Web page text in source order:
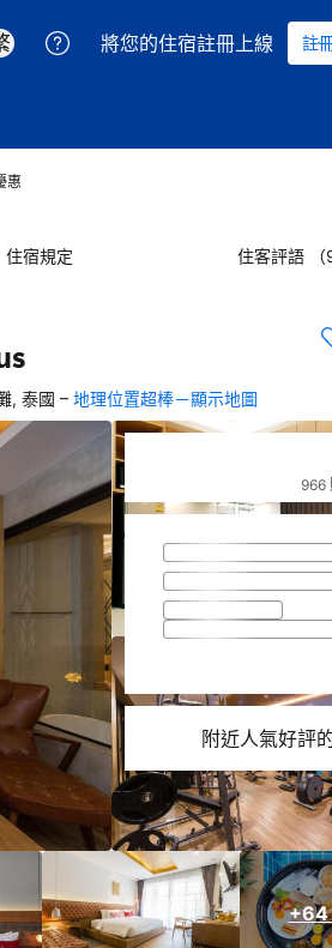
將您的住宿註冊上線 註
惠
住宿規定 住客評語 （
, 泰國 – 地理位置超棒－顯示地圖
+64
966
附近人氣好評